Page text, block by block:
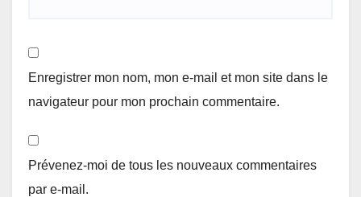
Enregistrer mon nom, mon e-mail et mon site dans le
navigateur pour mon prochain commentaire.
Prévenez-moi de tous les nouveaux commentaires
par e-mail.